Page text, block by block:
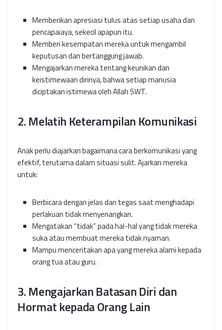
Memberikan apresiasi tulus atas setiap usaha dan
pencapaiaya, sekecil apapun itu.
Memberi kesempatan mereka untuk mengambil
keputusan dan bertanggung jawab.
Mengajarkan mereka tentang keunikan dan
keistimewaan dirinya, bahwa setiap manusia
diciptakan istimewa oleh Allah SWT.
2. Melatih Keterampilan Komunikasi
Anak perlu diajarkan bagaimana cara berkomunikasi yang
efektif, terutama dalam situasi sulit. Ajarkan mereka
untuk:
Berbicara dengan jelas dan tegas saat menghadapi
perlakuan tidak menyenangkan.
Mengatakan “tidak” pada hal-hal yang tidak mereka
suka atau membuat mereka tidak nyaman.
Mampu menceritakan apa yang mereka alami kepada
orang tua atau guru.
3. Mengajarkan Batasan Diri dan
Hormat kepada Orang Lain